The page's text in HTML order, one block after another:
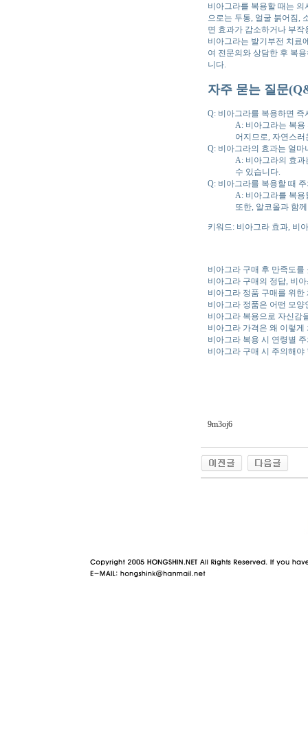
비아그라를 복용할 때는
으로는 두통, 얼굴 붉어짐,
면 효과가 감소하거나 부
비아그라는 발기부전 치료
여 전문의와 상담한 후 복
니다.
자주 묻는 질문
Q: 비아그라를 복용하면 즉
A: 비아그라는 복용
어지므로, 자연스
Q: 비아그라의 효과는 얼마
A: 비아그라의 효과
수 있습니다.
Q: 비아그라를 복용할 때
A: 비아그라를 복용
또한, 알코올과 함
키워드: 비아그라 효과, 비
비아그라 구매 후 만족도를
비아그라 구매의 정답, 비
비아그라 정품 구매를 위한
비아그라 정품은 어떤 모양
비아그라 복용으로 자신감
비아그라 가격은 왜 이렇게
비아그라 복용 시 연령별
비아그라 구매 시 주의해야
9m3oj6